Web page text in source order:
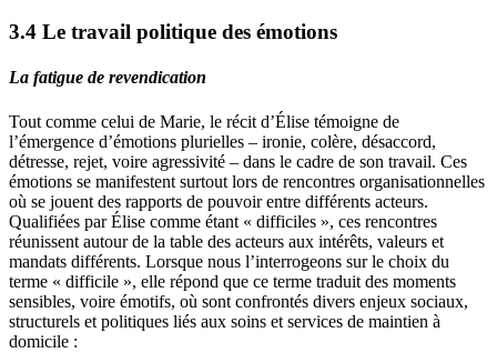
3.4 Le travail politique des émotions
La fatigue de revendication
Tout comme celui de Marie, le récit d’Élise témoigne de
l’émergence d’émotions plurielles – ironie, colère, désaccord,
détresse, rejet, voire agressivité – dans le cadre de son travail. Ces
émotions se manifestent surtout lors de rencontres organisationnelles
où se jouent des rapports de pouvoir entre différents acteurs.
Qualifiées par Élise comme étant « difficiles », ces rencontres
réunissent autour de la table des acteurs aux intérêts, valeurs et
mandats différents. Lorsque nous l’interrogeons sur le choix du
terme « difficile », elle répond que ce terme traduit des moments
sensibles, voire émotifs, où sont confrontés divers enjeux sociaux,
structurels et politiques liés aux soins et services de maintien à
domicile :